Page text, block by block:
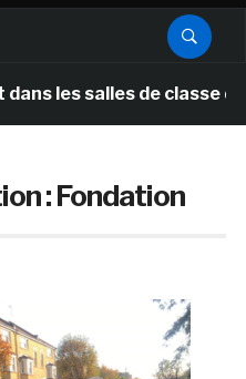
de classe des écoles
:Fondation